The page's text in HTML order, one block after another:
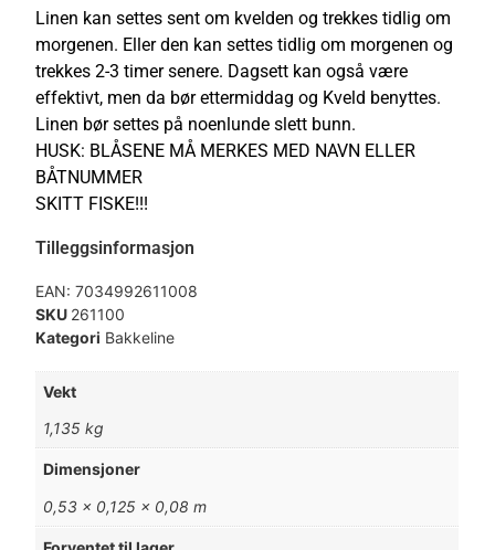
Linen kan settes sent om kvelden og trekkes tidlig om
morgenen. Eller den kan settes tidlig om morgenen og
trekkes 2-3 timer senere. Dagsett kan også være
effektivt, men da bør ettermiddag og Kveld benyttes.
Linen bør settes på noenlunde slett bunn.
HUSK: BLÅSENE MÅ MERKES MED NAVN ELLER
BÅTNUMMER
SKITT FISKE!!!
Tilleggsinformasjon
EAN:7034992611008
SKU 261100
Kategori Bakkeline
Vekt
1,135 kg
Dimensjoner
0,53 × 0,125 × 0,08 m